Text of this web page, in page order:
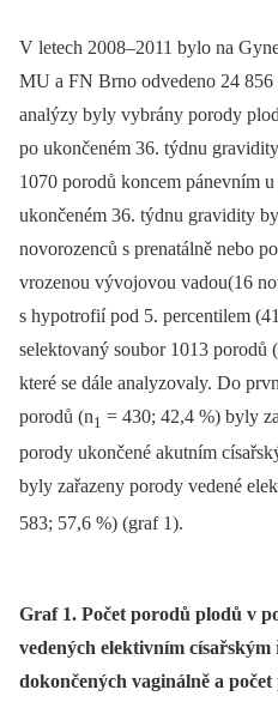
V letech 2008–2011 bylo na
MU a FN Brno odvedeno 24
analýzy byly vybrány porody
po ukončeném 36. týdnu
1070 porodů koncem pánevním
ukončeném 36. týdnu gravidity
novorozenců s prenatálně nebo
vrozenou vývojovou vadou(16
s hypotrofií pod 5. percentilem
selektovaný soubor 1013 porodů
které se dále analyzovaly. Do
porodů (n1 = 430; 42,4 %) byly
porody ukončené akutním
byly zařazeny porody vedené
583; 57,6 %) (graf 1).
Graf 1. Počet porodů plodů v
vedených elektivním císařským
dokončených vaginálně a